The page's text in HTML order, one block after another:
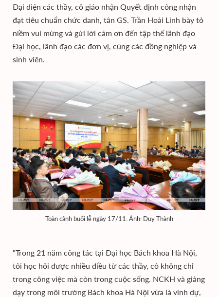
Đại diện các thầy, cô giáo nhận Quyết định công nhận
đạt tiêu chuẩn chức danh, tân GS. Trần Hoài Linh bày tỏ
niềm vui mừng và gửi lời cảm ơn đến tập thể lãnh đạo
Đại học, lãnh đạo các đơn vị, cùng các đồng nghiệp và
sinh viên.
Toàn cảnh buổi lễ ngày 17/11. Ảnh: Duy Thành
“Trong 21 năm công tác tại Đại học Bách khoa Hà Nội,
tôi học hỏi được nhiều điều từ các thầy, cô không chỉ
trong công việc mà còn trong cuộc sống. NCKH và giảng
dạy trong môi trường Bách khoa Hà Nội vừa là vinh dự,